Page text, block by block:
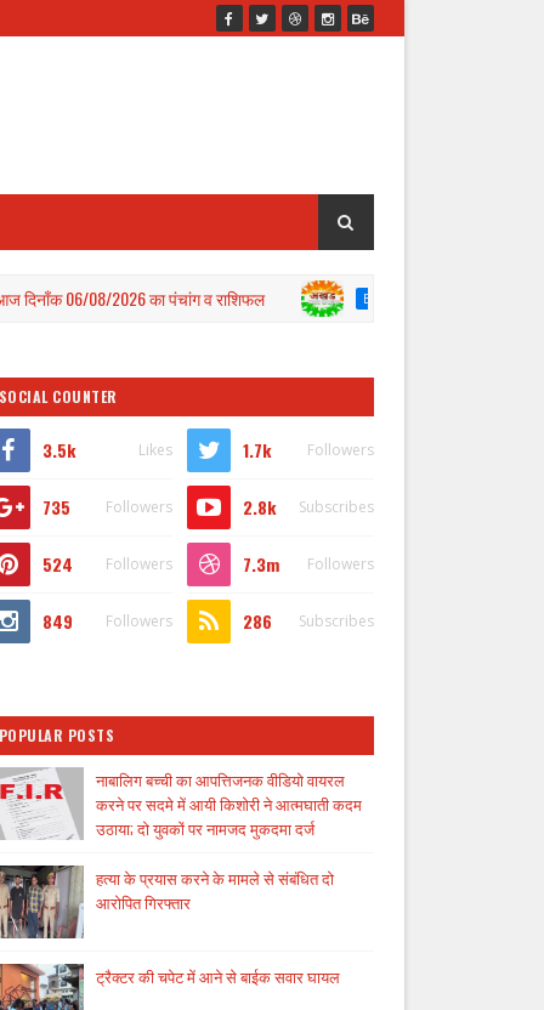
2026 का पंचांग व राशिफल BALLIA कमीशन बढ़ाने की मांग को लेकर
SOCIAL COUNTER
3.5k Likes 1.7k Followers
735 Followers 2.8k Subscribes
524 Followers 7.3m Followers
849 Followers 286 Subscribes
POPULAR POSTS
नाबालिग बच्ची का आपत्तिजनक वीडियो वायरल
करने पर सदमे में आयी किशोरी ने आत्मघाती कदम
उठाया; दो युवकों पर नामजद मुकदमा दर्ज
हत्या के प्रयास करने के मामले से संबंधित दो
आरोपित गिरफ्तार
ट्रैक्टर की चपेट में आने से बाईक सवार घायल